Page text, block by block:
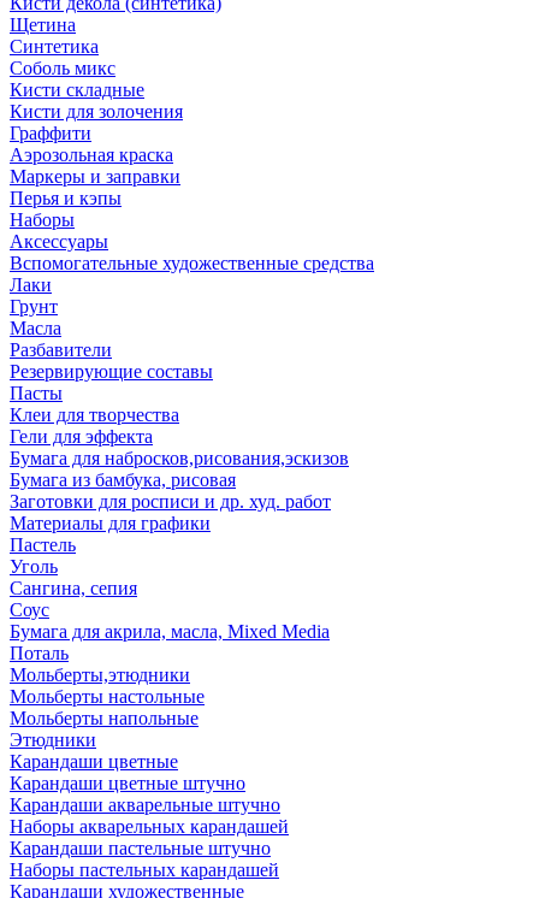
Щетина
Синтетика
Соболь микс
Кисти складные
Кисти для золочения
Граффити
Аэрозольная краска
Маркеры и заправки
Перья и кэпы
Наборы
Аксессуары
Вспомогательные художественные средства
Лаки
Грунт
Масла
Разбавители
Резервирующие составы
Пасты
Клеи для творчества
Гели для эффекта
Бумага для набросков,рисования,эскизов
Бумага из бамбука, рисовая
Заготовки для росписи и др. худ. работ
Материалы для графики
Пастель
Уголь
Сангина, сепия
Соус
Бумага для акрила, масла, Mixed Media
Поталь
Мольберты,этюдники
Мольберты настольные
Мольберты напольные
Этюдники
Карандаши цветные
Карандаши цветные штучно
Карандаши акварельные штучно
Наборы акварельных карандашей
Карандаши пастельные штучно
Наборы пастельных карандашей
Карандаши художественные